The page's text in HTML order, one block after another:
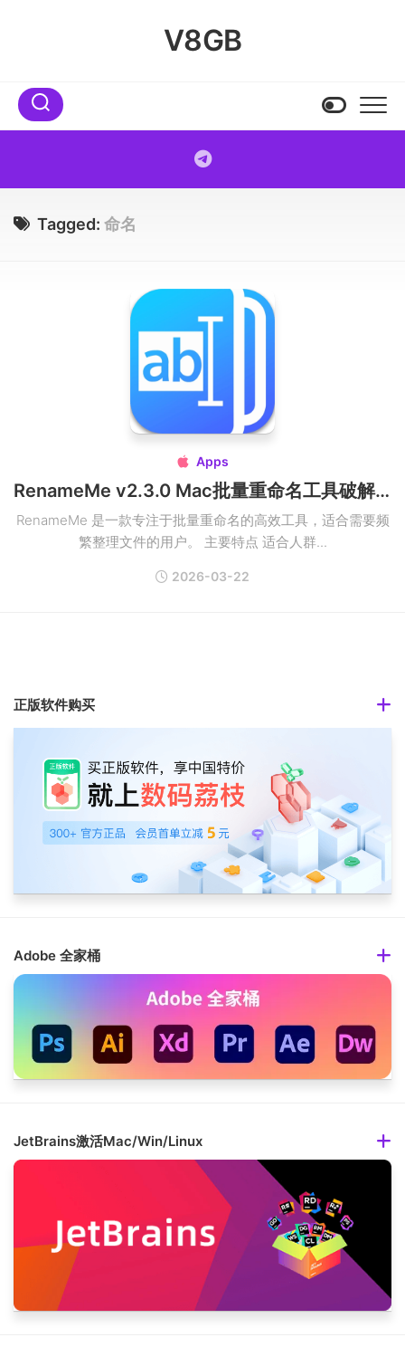
V8GB
Tagged: 命名
 Apps
RenameMe v2.3.0 Mac批量重命名工具破解版
RenameMe 是一款专注于批量重命名的高效工具，适合需要频
繁整理文件的用户。 主要特点 适合人群...
2026-03-22
正版软件购买
Adobe 全家桶
JetBrains激活Mac/Win/Linux